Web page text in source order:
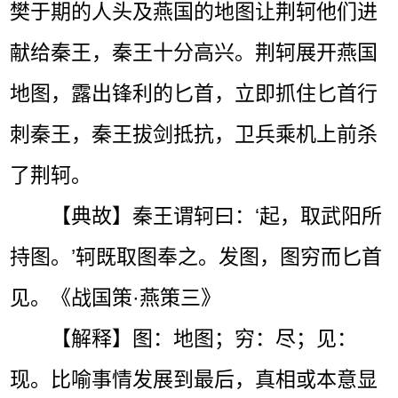
樊于期的人头及燕国的地图让荆轲他们进
献给秦王，秦王十分高兴。荆轲展开燕国
地图，露出锋利的匕首，立即抓住匕首行
刺秦王，秦王拔剑抵抗，卫兵乘机上前杀
了荆轲。
【典故】秦王谓轲曰：‘起，取武阳所
持图。’轲既取图奉之。发图，图穷而匕首
见。《战国策·燕策三》
【解释】图：地图；穷：尽；见：
现。比喻事情发展到最后，真相或本意显